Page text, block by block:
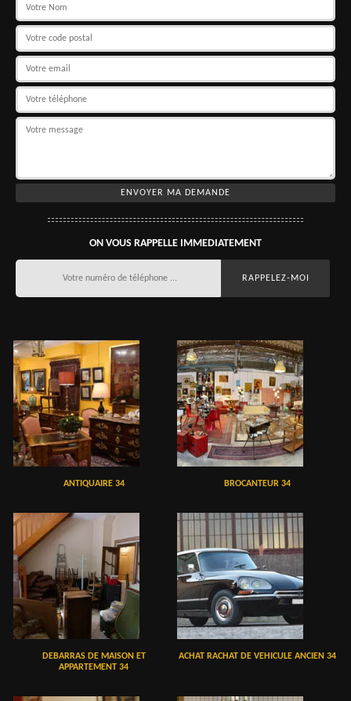
ON VOUS RAPPELLE IMMEDIATEMENT
ANTIQUAIRE 34 BROCANTEUR 34
DEBARRAS DE MAISON ET
APPARTEMENT 34
ACHAT RACHAT DE VEHICULE ANCIEN 34